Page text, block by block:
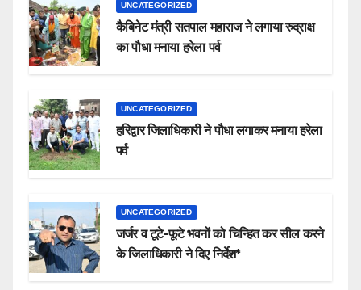
UNCATEGORIZED
कैबिनेट मंत्री सतपाल महाराज ने लगाया रुद्राक्ष
का पौधा मनाया हरेला पर्व
UNCATEGORIZED
हरिद्वार जिलाधिकारी ने पौधा लगाकर मनाया हरेला
पर्व
UNCATEGORIZED
जर्जर व टूटे-फूटे भवनों को चिन्हित कर सील करने
के जिलाधिकारी ने दिए निर्देश*